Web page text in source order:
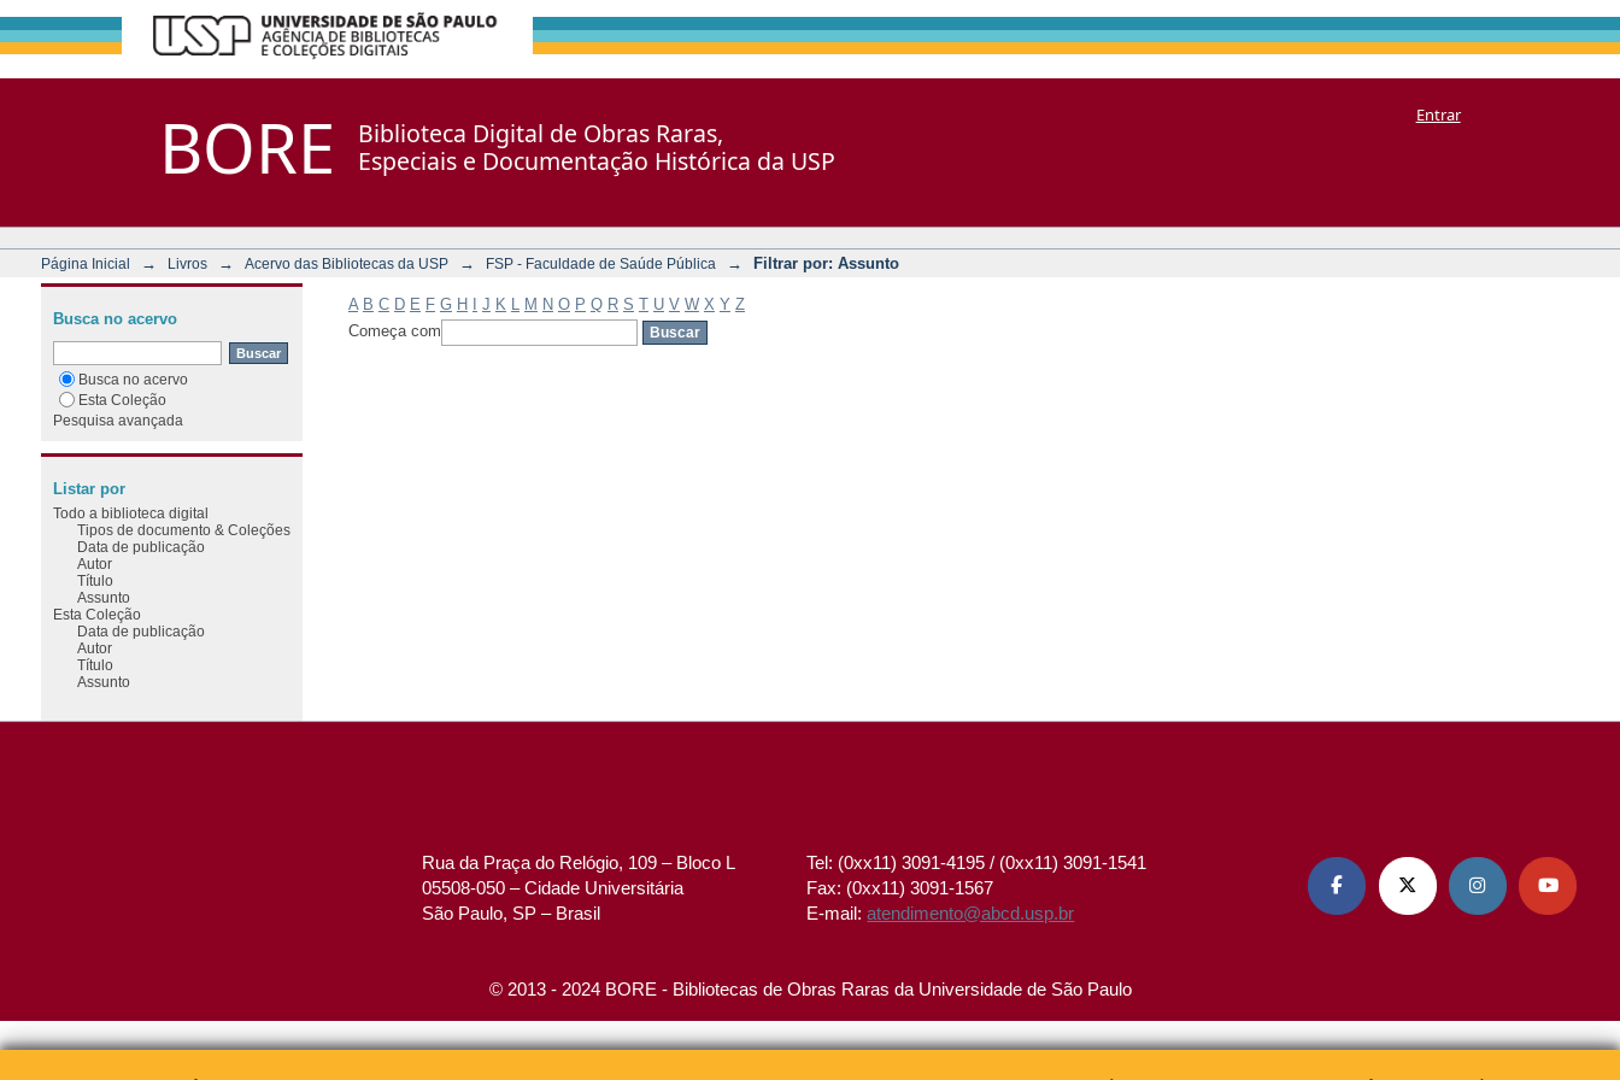
BORE
Biblioteca Digital de Obras Raras,
Especiais e Documentação Histórica da USP
Entrar
Página Inicial → Livros → Acervo das Bibliotecas da USP → FSP - Faculdade de Saúde Pública → Filtrar por: Assunto
A B C D E F G H J K M N O P Q R S T U V W X Y Z
Começa com
Busca no acervo
Busca no acervo
Esta Coleção
Pesquisa avançada
Listar por
Todo a biblioteca digital
Tipos de documento & Coleções
Data de publicação
Autor
Título
Assunto
Esta Coleção
Data de publicação
Autor
Título
Assunto
Rua da Praça do Relógio, 109 – Bloco L
05508-050 – Cidade Universitária
São Paulo, SP – Brasil
Tel: (0xx11) 3091-4195 / (0xx11) 3091-1541
Fax: (0xx11) 3091-1567
E-mail:atendimento@abcd.usp.br
   
© 2013 - 2024 BORE - Bibliotecas de Obras Raras da Universidade de São Paulo